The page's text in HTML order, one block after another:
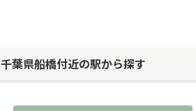
千葉県船橋付近の駅から探す